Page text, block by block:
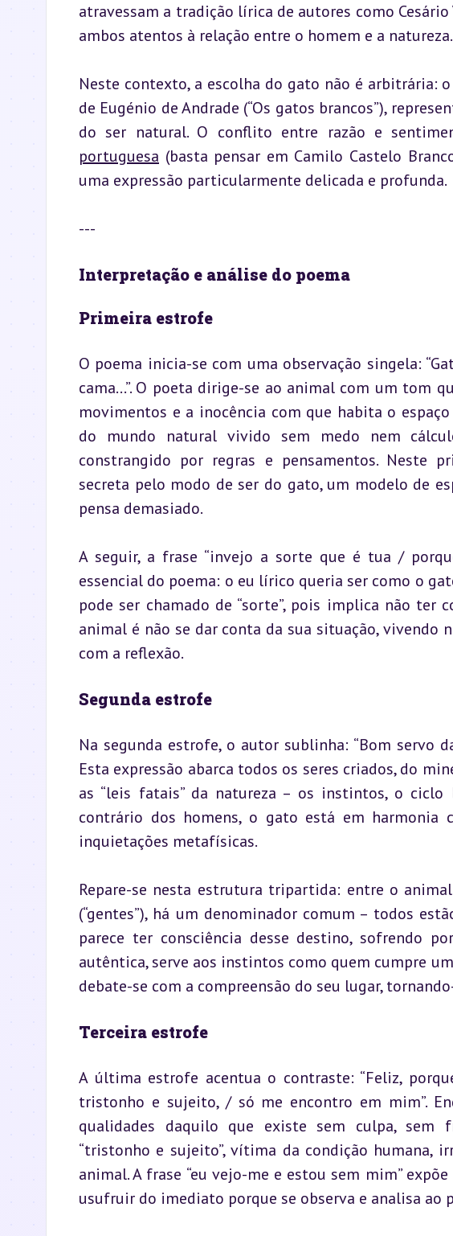
atravessam a tradição lírica de autores como
ambos atentos à relação entre o homem e a natureza.
Neste contexto, a escolha do gato não é arbitrária:
de Eugénio de Andrade (“Os gatos brancos”),
do ser natural. O conflito entre razão e
portuguesa (basta pensar em Camilo Castelo
uma expressão particularmente delicada e profunda.
---
Interpretação e análise do poema
Primeira estrofe
O poema inicia-se com uma observação singela:
cama...”. O poeta dirige-se ao animal com um tom
movimentos e a inocência com que habita o
do mundo natural vivido sem medo nem
constrangido por regras e pensamentos. Neste
secreta pelo modo de ser do gato, um modelo de
pensa demasiado.
A seguir, a frase “invejo a sorte que é tua /
essencial do poema: o eu lírico queria ser como o
pode ser chamado de “sorte”, pois implica não ter
animal é não se dar conta da sua situação, vivendo
com a reflexão.
Segunda estrofe
Na segunda estrofe, o autor sublinha: “Bom servo
Esta expressão abarca todos os seres criados, do
as “leis fatais” da natureza – os instintos, o
contrário dos homens, o gato está em harmonia
inquietações metafísicas.
Repare-se nesta estrutura tripartida: entre o animal
(“gentes”), há um denominador comum – todos
parece ter consciência desse destino, sofrendo
autêntica, serve aos instintos como quem cumpre
debate-se com a compreensão do seu lugar,
Terceira estrofe
A última estrofe acentua o contraste: “Feliz,
tristonho e sujeito, / só me encontro em mim”.
qualidades daquilo que existe sem culpa, sem
“tristonho e sujeito”, vítima da condição humana,
animal. A frase “eu vejo-me e estou sem mim”
usufruir do imediato porque se observa e analisa ao